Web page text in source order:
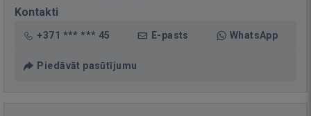
Kontakti
+371 *** *** 45 E-pasts WhatsApp
Piedāvāt pasūtījumu